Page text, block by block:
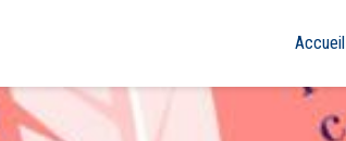
Accueil